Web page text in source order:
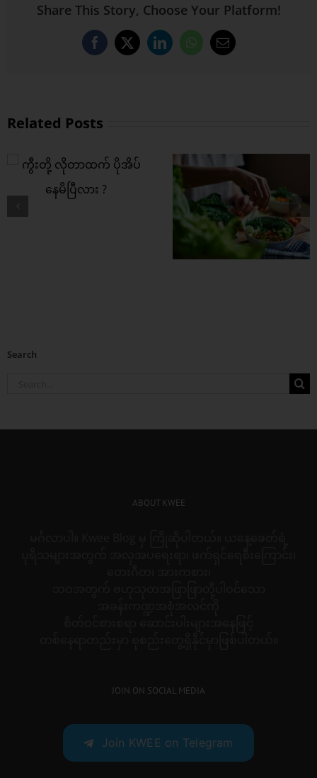
Share This Story, Choose Your Platform!
Facebook
X LinkedInWhatsApp
Email
Related Posts
ကွီးတို့ရဲ့ အကြား
Search
ABOUT KWEE
JOIN ON SOCIAL MEDIA
Join KWEE on Telegram